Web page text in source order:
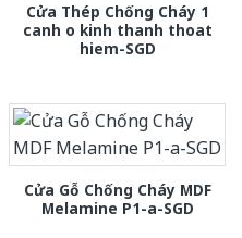
Cửa Thép Chống Cháy 1
canh o kinh thanh thoat
hiem-SGD
Cửa Gỗ Chống Cháy MDF
Melamine P1-a-SGD